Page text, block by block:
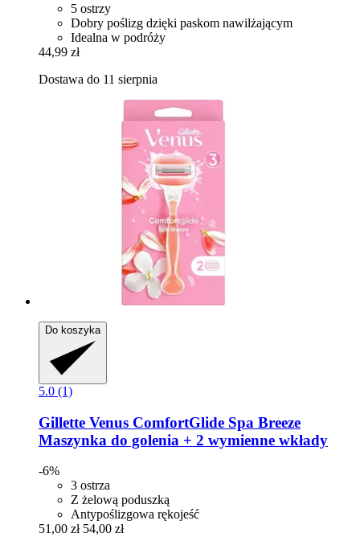
5 ostrzy
Dobry poślizg dzięki paskom nawilżającym
Idealna w podróży
44,99 zł
Dostawa do 11 sierpnia
Do koszyka
5.0 (1)
Gillette Venus ComfortGlide Spa Breeze
Maszynka do golenia + 2 wymienne wkłady
-6%
3 ostrza
Z żelową poduszką
Antypoślizgowa rękojeść
51,00 zł 54,00 zł